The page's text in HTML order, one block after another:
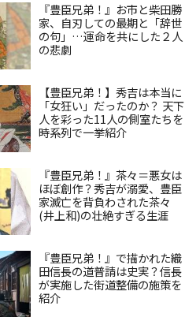
『豊臣兄弟！』お市と柴田勝
家、自刃しての最期と「辞世
の句」…運命を共にした２人
の悲劇
【豊臣兄弟！】秀吉は本当に
「女狂い」だったのか？ 天下
人を彩った11人の側室たちを
時系列で一挙紹介
『豊臣兄弟！』茶々＝悪女は
ほぼ創作？秀吉が溺愛、豊臣
家滅亡を背負わされた茶々
(井上和)の壮絶すぎる生涯
『豊臣兄弟！』で描かれた織
田信長の道普請は史実？信長
が実施した街道整備の施策を
紹介